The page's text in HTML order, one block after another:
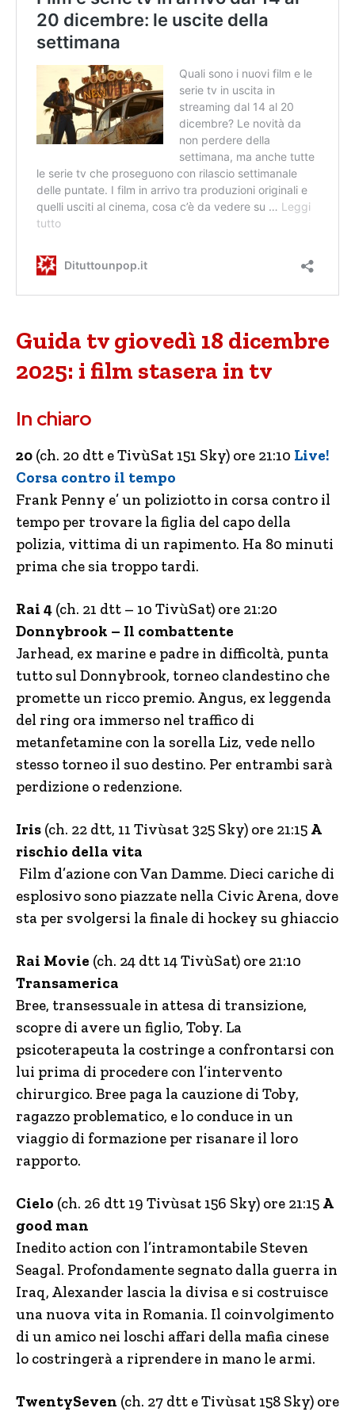
Guida tv giovedì 18 dicembre
2025: i film stasera in tv
In chiaro
20 (ch. 20 dtt e TivùSat 151 Sky) ore 21:10 Live!
Corsa contro il tempo
Frank Penny e’ un poliziotto in corsa contro il
tempo per trovare la figlia del capo della
polizia, vittima di un rapimento. Ha 80 minuti
prima che sia troppo tardi.
Rai 4 (ch. 21 dtt – 10 TivùSat) ore 21:20
Donnybrook – Il combattente
Jarhead, ex marine e padre in difficoltà, punta
tutto sul Donnybrook, torneo clandestino che
promette un ricco premio. Angus, ex leggenda
del ring ora immerso nel traffico di
metanfetamine con la sorella Liz, vede nello
stesso torneo il suo destino. Per entrambi sarà
perdizione o redenzione.
Iris (ch. 22 dtt, 11 Tivùsat 325 Sky) ore 21:15 A
rischio della vita
Film d’azione con Van Damme. Dieci cariche di
esplosivo sono piazzate nella Civic Arena, dove
sta per svolgersi la finale di hockey su ghiaccio
Rai Movie (ch. 24 dtt 14 TivùSat) ore 21:10
Transamerica
Bree, transessuale in attesa di transizione,
scopre di avere un figlio, Toby. La
psicoterapeuta la costringe a confrontarsi con
lui prima di procedere con l’intervento
chirurgico. Bree paga la cauzione di Toby,
ragazzo problematico, e lo conduce in un
viaggio di formazione per risanare il loro
rapporto.
Cielo (ch. 26 dtt 19 Tivùsat 156 Sky) ore 21:15 A
good man
Inedito action con l’intramontabile Steven
Seagal. Profondamente segnato dalla guerra in
Iraq, Alexander lascia la divisa e si costruisce
una nuova vita in Romania. Il coinvolgimento
di un amico nei loschi affari della mafia cinese
lo costringerà a riprendere in mano le armi.
TwentySeven (ch. 27 dtt e Tivùsat 158 Sky) ore